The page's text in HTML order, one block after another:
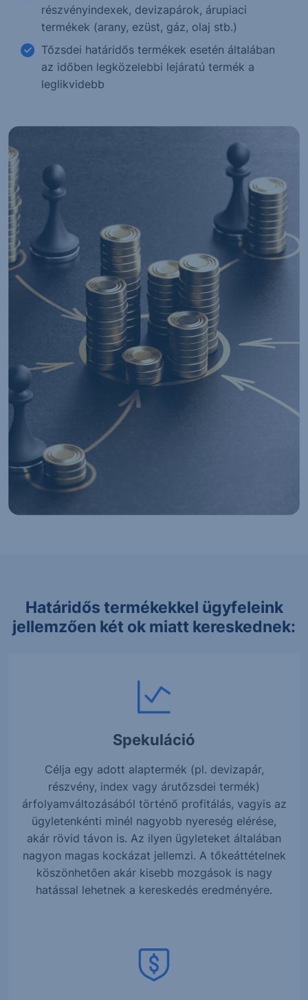
részvényindexek, devizapárok, árupiaci
termékek (arany, ezüst, gáz, olaj stb.)
Tőzsdei határidős termékek esetén általában
az időben legközelebbi lejáratú termék a
leglikvidebb
Határidős termékekkel ügyfeleink
jellemzően két ok miatt kereskednek:
Spekuláció
Célja egy adott alaptermék (pl. devizapár,
részvény, index vagy árutőzsdei termék)
árfolyamváltozásából történő profitálás, vagyis az
ügyletenkénti minél nagyobb nyereség elérése,
akár rövid távon is. Az ilyen ügyleteket általában
nagyon magas kockázat jellemzi. A tőkeáttételnek
köszönhetően akár kisebb mozgások is nagy
hatással lehetnek a kereskedés eredményére.